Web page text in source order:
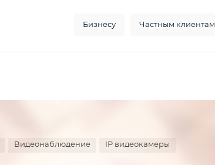
Бизнесу Частным клиентам
Видеонаблюдение IP видеокамеры